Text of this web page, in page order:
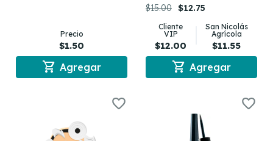
Precio
$1.50
shopping_cart Agregar
$15.00 $12.75
Cliente
VIP
$12.00
San Nicolás
Agrícola
$11.55
shopping_cart Agregar